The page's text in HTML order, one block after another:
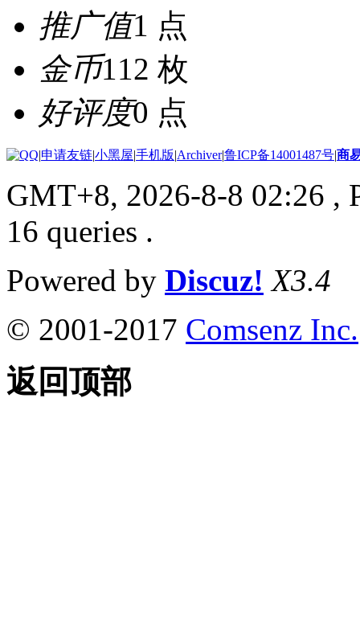
推广值1 点
金币112 枚
好评度0 点
|申请友链|小黑屋|手机版|Archiver|鲁ICP备14001487号|商
GMT+8, 2026-8-8 02:26 ,
16 queries .
Powered by Discuz! X3.4
© 2001-2017 Comsenz Inc.
返回顶部